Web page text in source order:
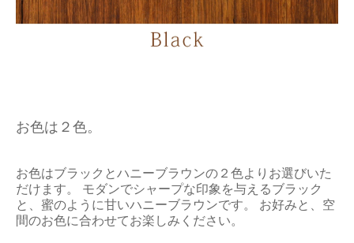
お色は２色。
お色はブラックとハニーブラウンの２色よりお選びいた
だけます。 モダンでシャープな印象を与えるブラック
と、蜜のように甘いハニーブラウンです。 お好みと、空
間のお色に合わせてお楽しみください。